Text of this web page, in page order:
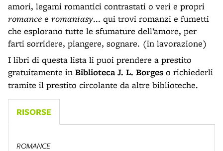
amori, legami romantici contrastati o veri e propri
romance e romantasy... qui trovi romanzi e fumetti
che esplorano tutte le sfumature dell’amore, per
farti sorridere, piangere, sognare. (in lavorazione)
I libri di questa lista li puoi prendere a prestito
gratuitamente in Biblioteca J. L. Borges o richiederli
tramite il prestito circolante da altre biblioteche.
RISORSE
ROMANCE